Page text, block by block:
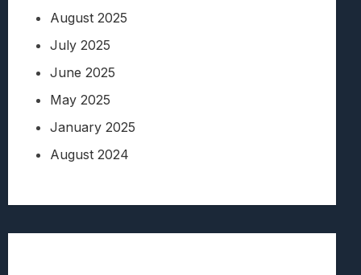
August 2025
July 2025
June 2025
May 2025
January 2025
August 2024